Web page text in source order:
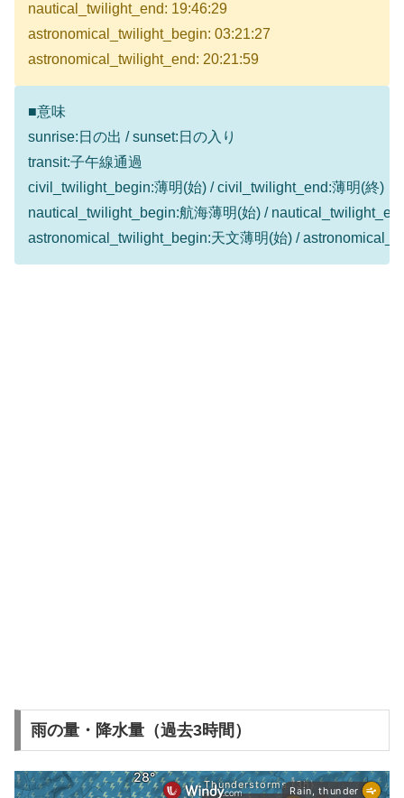
nautical_twilight_end: 19:46:29
astronomical_twilight_begin: 03:21:27
astronomical_twilight_end: 20:21:59
■意味
sunrise:日の出 / sunset:日の入り
transit:子午線通過
civil_twilight_begin:薄明(始) / civil_twilight_end:薄明(終)
nautical_twilight_begin:航海薄明(始) /
astronomical_twilight_begin:天文薄明(始) /
雨の量・降水量（過去3時間）